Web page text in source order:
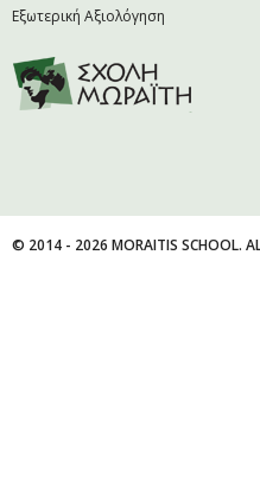
Εξωτερική Αξιολόγηση
© 2014 - 2026 MORAITIS SCHOOL.